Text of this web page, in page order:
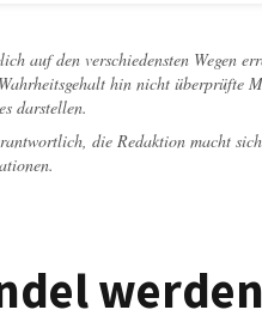
auf den verschiedensten Wegen
hin nicht überprüfte
darstellen.
die Redaktion macht